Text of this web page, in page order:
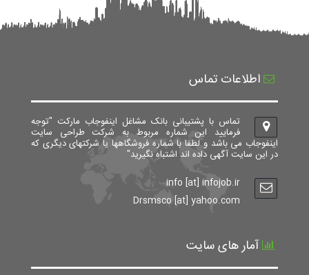
اطلاعات تماس
تماس با پشتیبانی بانک مشاغل اینفوجاب مارکت "توجه
فرمایید این شماره مربوط به شرکت طراحی سایت
اینفوجاب می باشد و لطفا با شماره فروشگاهها یا شرکتهای دیگری که
در این سایت آگهی داده اند اشتباه نگیرید"
info [at] infojob.ir
Drsmsco [at] yahoo.com
آمار های سایت